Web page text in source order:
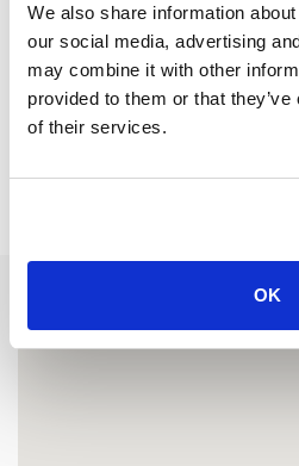
We also share information
our social media, advertising
may combine it with other
provided to them or that
of their services.
OK